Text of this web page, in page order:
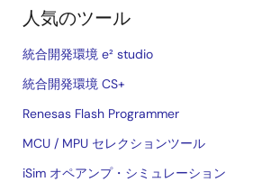
人気のツール
統合開発環境 e² studio
統合開発環境 CS+
Renesas Flash Programmer
MCU / MPU セレクションツール
iSim オペアンプ・シミュレーション